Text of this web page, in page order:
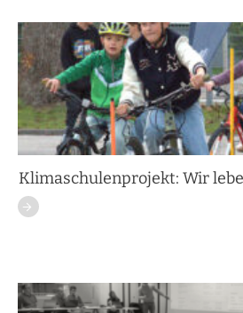
Klimaschulenprojekt: Wir